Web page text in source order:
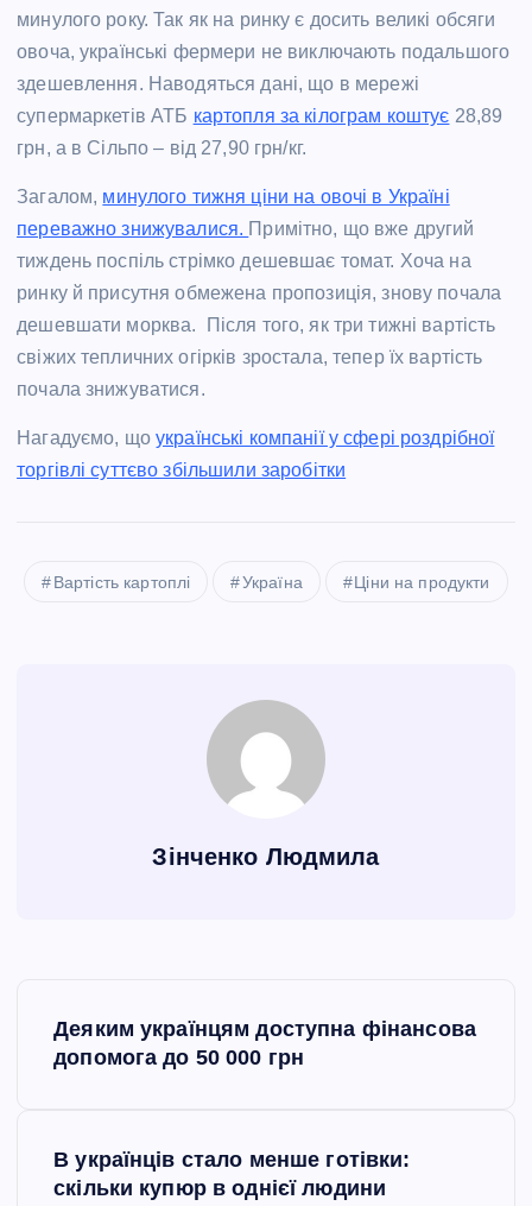
минулого року. Так як на ринку є досить великі обсяги
овоча, українські фермери не виключають подальшого
здешевлення. Наводяться дані, що в мережі
супермаркетів АТБ картопля за кілограм коштує 28,89
грн, а в Сільпо – від 27,90 грн/кг.
Загалом, минулого тижня ціни на овочі в Україні
переважно знижувалися. Примітно, що вже другий
тиждень поспіль стрімко дешевшає томат. Хоча на
ринку й присутня обмежена пропозиція, знову почала
дешевшати морква. Після того, як три тижні вартість
свіжих тепличних огірків зростала, тепер їх вартість
почала знижуватися.
Нагадуємо, щоукраїнські компанії у сфері роздрібної
торгівлі суттєво збільшили заробітки
Вартість картоплі Україна Ціни на продукти
Зінченко Людмила
Деяким українцям доступна фінансова
допомога до 50 000 грн
В українців стало менше готівки:
скільки купюр в однієї людини